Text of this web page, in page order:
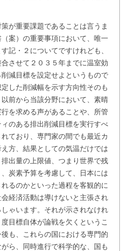
が重要課題であることは言うま
案）の重要事項において、唯一
記・２についてですけれども、
させて２０３５年までに温室効
減目標を設定せよというもので
した削減幅を示す方向性そのも
前から当該分野において、素晴
を求める声があることや、所管
のある排出削減目標を実行すべ
ており、専門家の間でも最近カ
方、結果としての気温だけでは
出量の上限値、つまり世界で残
炭素予算を考慮して、日本には
るのかといった過程を客観的に
経済活動は導けないと主張され
ゃいます。それが示されなけれ
目標自体が論戦を欠くというこ
も、これらの国における専門的
ら、同時進行で科学的な、国も